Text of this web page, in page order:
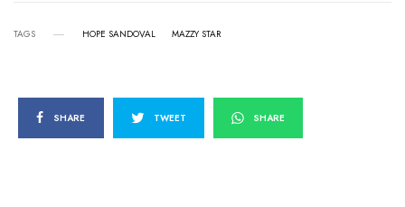
TAGS HOPE SANDOVAL MAZZY STAR
SHARE TWEET SHARE